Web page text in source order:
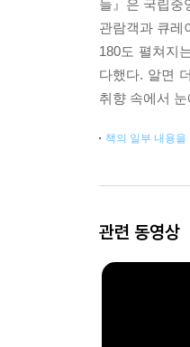
들』은 국립중
관람객과 큐레
180도 펼쳐지
다했다. 알면
취향 속에서 눈
책의 일부 내용
관련 동영상